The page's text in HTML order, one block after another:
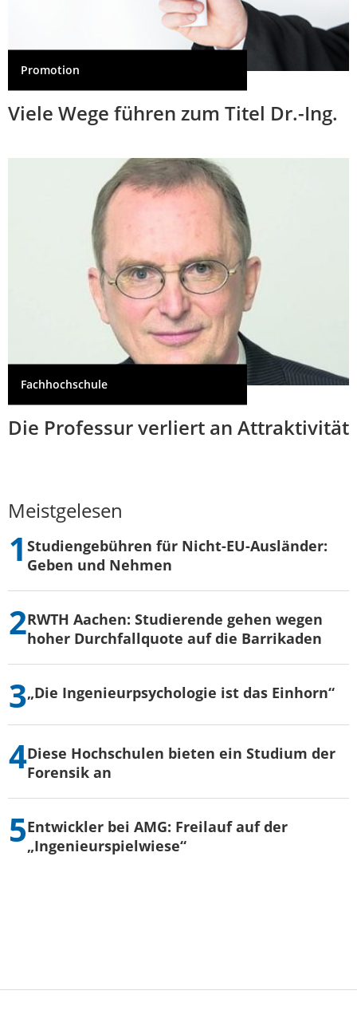
Promotion
Viele Wege führen zum Titel Dr.-Ing.
Fachhochschule
Die Professur verliert an Attraktivität
Meistgelesen
Studiengebühren für Nicht-EU-Ausländer:
Geben und Nehmen
RWTH Aachen: Studierende gehen wegen
hoher Durchfallquote auf die Barrikaden
„Die Ingenieurpsychologie ist das Einhorn“
Diese Hochschulen bieten ein Studium der
Forensik an
Entwickler bei AMG: Freilauf auf der
„Ingenieurspielwiese“